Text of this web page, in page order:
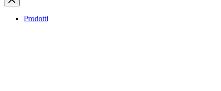
Prodotti